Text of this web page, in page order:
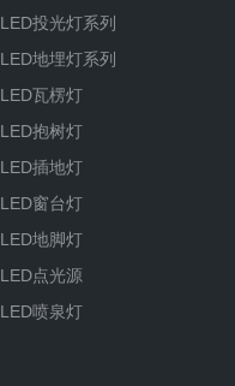
LED投光灯系列
LED地埋灯系列
LED瓦楞灯
LED抱树灯
LED插地灯
LED窗台灯
LED地脚灯
LED点光源
LED喷泉灯